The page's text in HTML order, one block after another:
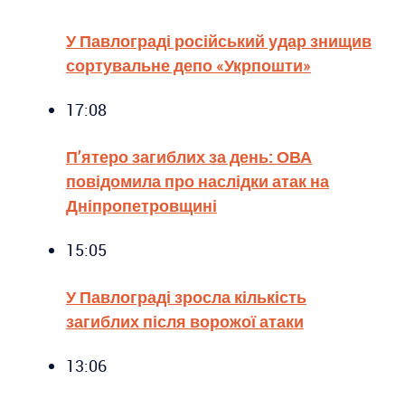
У Павлограді російський удар знищив
сортувальне депо «Укрпошти»
17:08
П’ятеро загиблих за день: ОВА
повідомила про наслідки атак на
Дніпропетровщині
15:05
У Павлограді зросла кількість
загиблих після ворожої атаки
13:06